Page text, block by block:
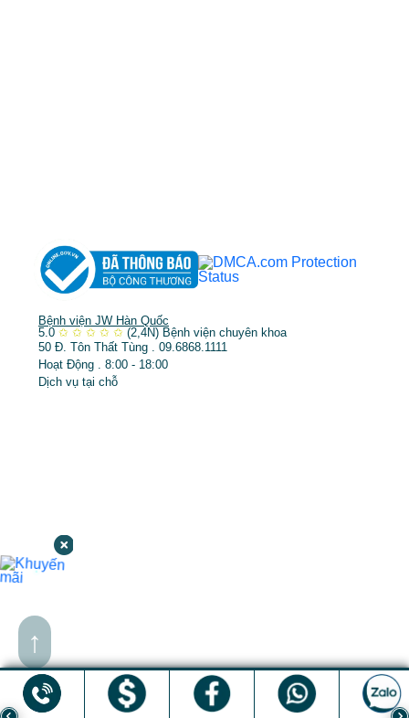
↑
Bệnh viện JW Hàn Quốc
5.0 ✩ ✩ ✩ ✩ ✩ (2,4N) Bệnh viện chuyên khoa
50 Đ. Tôn Thất Tùng . 09.6868.1111
Hoạt Động . 8:00 - 18:00
Dịch vụ tại chỗ